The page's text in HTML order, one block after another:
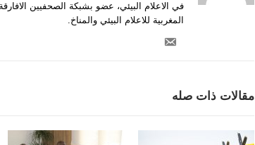
في الاعلام البيئي، عضو بشبكة الصحفيين
المغربية للاعلام البيئي والمناخ.
مقالات ذات صله